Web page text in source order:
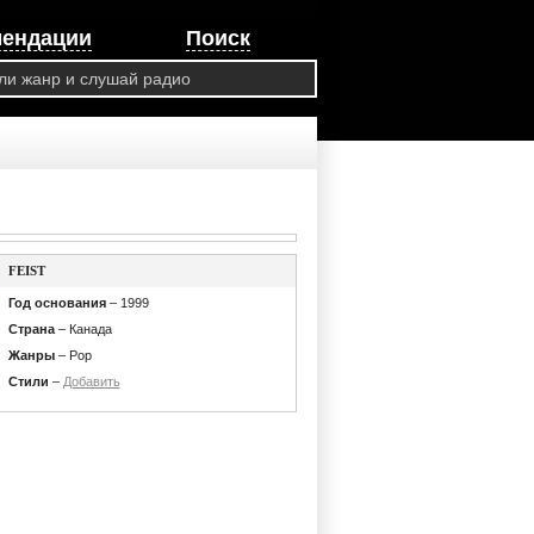
Поиск
FEIST
Год основания– 1999
Страна– Канада
Жанры– Pop
Стили – Добавить